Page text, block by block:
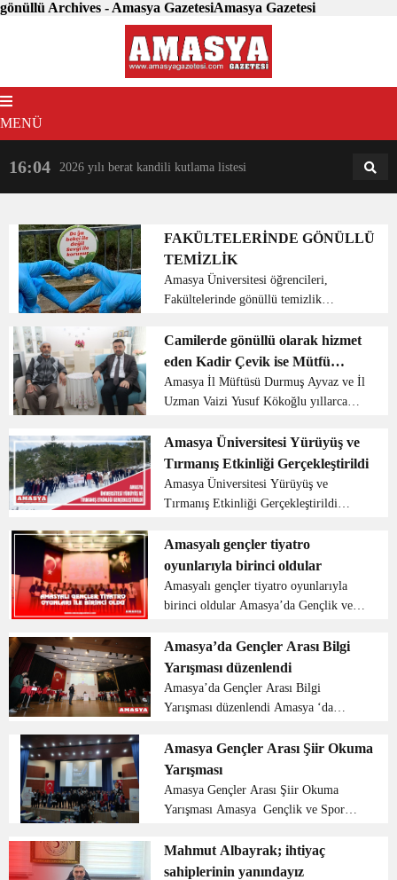
gönüllü Archives - Amasya GazetesiAmasya Gazetesi
MENÜ
16:04 2026 yılı berat kandili kutlama listesi 18:31
FAKÜLTELERİNDE GÖNÜLLÜ
TEMİZLİK
Amasya Üniversitesi öğrencileri,
Fakültelerinde gönüllü temizlik
İlahiyat Fakültesi Akademisyenleri ve
Öğrencileri “Fakül-temiz Olsun”
sloganı ile İlahiyat Fakültes...
Camilerde gönüllü olarak hizmet
eden Kadir Çevik ise Mütfü
Ayvaz’a nazik ziyaretleri için
teşekkür etti.
Amasya İl Müftüsü Durmuş Ayvaz ve İl
Uzman Vaizi Yusuf Kökoğlu yıllarca
Kadir Çevik’i ziyaret etti. Ziyarette
Kadir Çevik ile bir süre sohbet eden
Müftü Ayva...
Amasya Üniversitesi Yürüyüş ve
Tırmanış Etkinliği Gerçekleştirildi
Amasya Üniversitesi Yürüyüş ve
Tırmanış Etkinliği Gerçekleştirildi
Elektronik Mühendisliği öğrencileri
tarafından 2020 yılında kurulan Amatör
Telsizcilik ve Arama-Kurtarma...
Amasyalı gençler tiyatro
oyunlarıyla birinci oldular
Amasyalı gençler tiyatro oyunlarıyla
birinci oldular Amasya’da Gençlik ve
Yarışmaları çerçevesinde düzenlenen
“Gençler Arası Tiyatro Yarışması”
Samsun bölge temsilcisi b...
Amasya’da Gençler Arası Bilgi
Yarışması düzenlendi
Amasya’da Gençler Arası Bilgi
Yarışması düzenlendi Amasya ‘da
‘Gençler Arası Bilgi Yarışması’
düzenlendi. Gönüllü gençlerin katılımı
ile gerçekleştirilen y...
Amasya Gençler Arası Şiir Okuma
Yarışması
Amasya Gençler Arası Şiir Okuma
Yarışması Amasya Gençlik ve Spor
Okuma Yarışması etkinliği düzenlendi.
Yoğun bir katılımın olduğu etkinlik
Mahmut Albayrak; ihtiyaç
sahiplerinin yanındayız